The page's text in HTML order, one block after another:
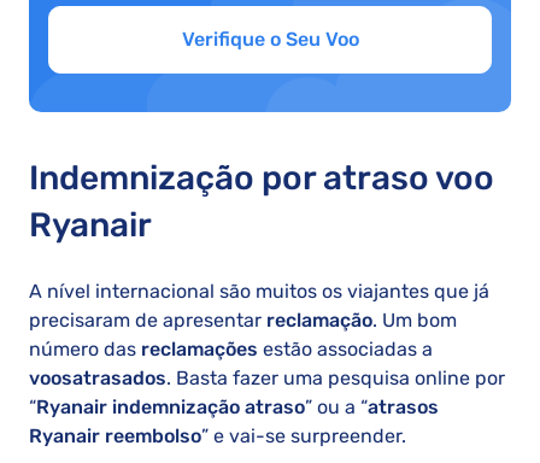
Verifique o Seu Voo
Indemnização por atraso voo
Ryanair
A nível internacional são muitos os viajantes que já
precisaram de apresentar reclamação. Um bom
número das reclamações estão associadas a
voosatrasados. Basta fazer uma pesquisa online por
“Ryanair indemnização atraso” ou a “atrasos
Ryanair reembolso” e vai-se surpreender.